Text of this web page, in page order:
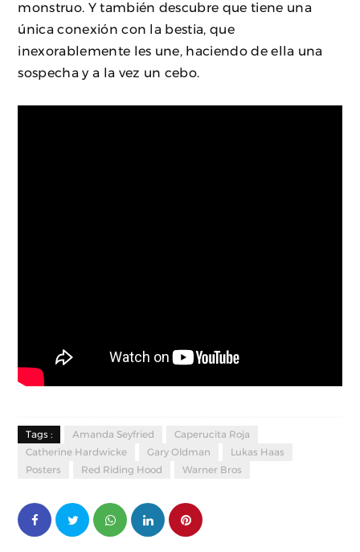
monstruo. Y también descubre que tiene una
única conexión con la bestia, que
inexorablemente les une, haciendo de ella una
sospecha y a la vez un cebo.
Tags : Amanda Seyfried
Caperucita Roja
Catherine Hardwicke
Gary Oldman
Lukas Haas
Posters
Red Riding Hood Warner Bros